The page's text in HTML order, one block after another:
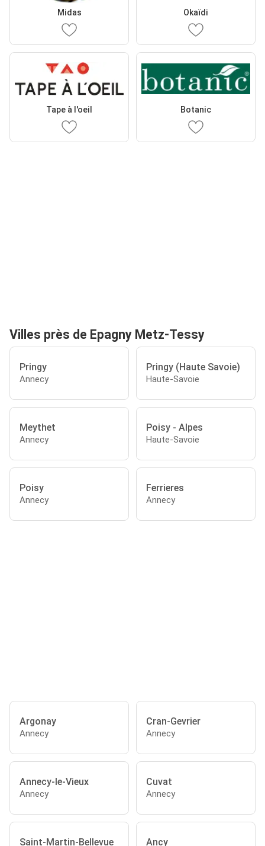
Midas Okaïdi
Tape à l'oeil Botanic
Villes près de Epagny Metz-Tessy
Pringy
Annecy
Pringy (Haute Savoie)
Haute-Savoie
Meythet
Annecy
Poisy - Alpes
Haute-Savoie
Poisy
Annecy
Ferrieres
Annecy
Argonay
Annecy
Cran-Gevrier
Annecy
Annecy-le-Vieux
Annecy
Cuvat
Annecy
Saint-Martin-Bellevue Ancy